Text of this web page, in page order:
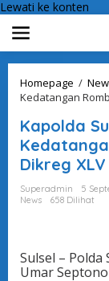
Lewati ke konten
Homepage /
Kedatangan
Kapolda
Dikreg
Superadmin
5
News
658 Dilihat
Sulsel – Polda
Umar